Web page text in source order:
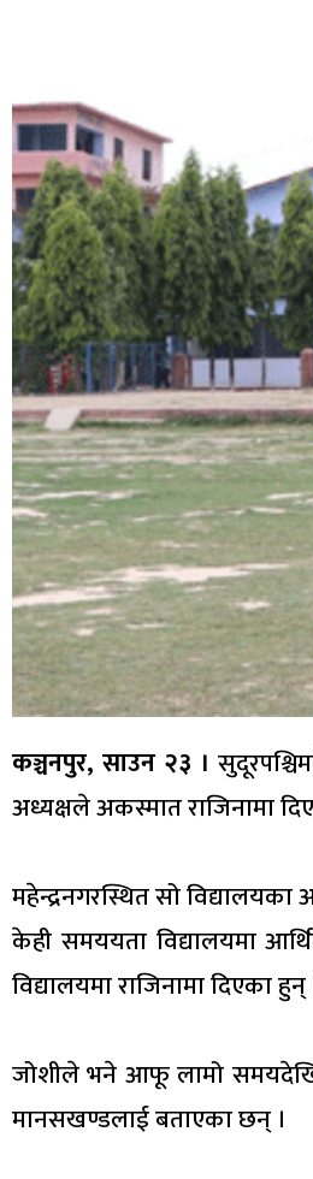
कञ्चनपुर, साउन २३ ।
अध्यक्षले अकस्मात राजिनामा
महेन्द्रनगरस्थित सो विद्यालयका
केही समययता विद्यालयमा
विद्यालयमा राजिनामा दिएका हुन्
जोशीले भने आफू लामो समयदेखि
मानसखण्डलाई बताएका छन् ।